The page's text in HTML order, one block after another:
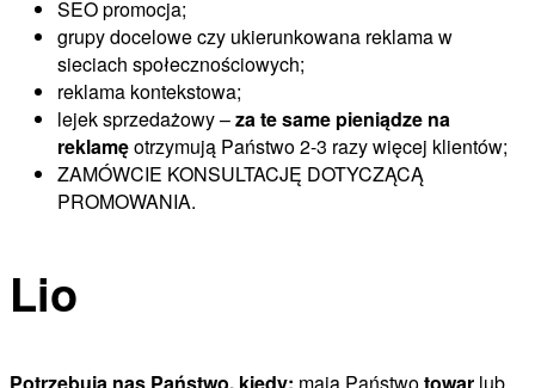
SEO promocja;
grupy docelowe czy ukierunkowana reklama w
sieciach społecznościowych;
reklama kontekstowa;
lejek sprzedażowy –za te same pieniądze na
reklamęotrzymują Państwo 2-3 razy więcej klientów;
ZAMÓWCIE KONSULTACJĘ DOTYCZĄCĄ
PROMOWANIA.
Lio